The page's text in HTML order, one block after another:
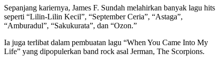
Sepanjang kariernya, James F. Sundah melahirkan banyak lagu hits
seperti “Lilin-Lilin Kecil”, “September Ceria”, “Astaga”,
“Amburadul”, “Sakukurata”, dan “Ozon.”
Ia juga terlibat dalam pembuatan lagu “When You Came Into My
Life” yang dipopulerkan band rock asal Jerman, The Scorpions.